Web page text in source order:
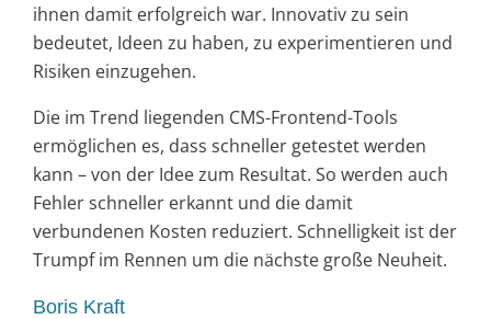
ihnen damit erfolgreich war. Innovativ zu sein
bedeutet, Ideen zu haben, zu experimentieren und
Risiken einzugehen.
Die im Trend liegenden CMS-Frontend-Tools
ermöglichen es, dass schneller getestet werden
kann – von der Idee zum Resultat. So werden auch
Fehler schneller erkannt und die damit
verbundenen Kosten reduziert. Schnelligkeit ist der
Trumpf im Rennen um die nächste große Neuheit.
Boris Kraft